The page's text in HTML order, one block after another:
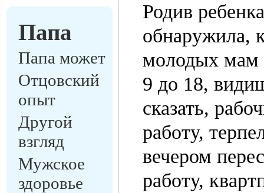
Папа
Папа может
Отцовский
опыт
Другой
взгляд
Мужское
здоровье
Родив
обнаружила,
молодых мам
9 до 18,
сказать,
работу,
вечером
работу,